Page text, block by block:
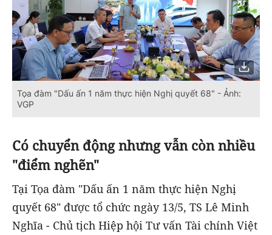
Tọa đàm "Dấu ấn 1 năm thực hiện Nghị quyết 68" - Ảnh:
VGP
Có chuyển động nhưng vẫn còn nhiều
"điểm nghẽn"
Tại Tọa đàm "Dấu ấn 1 năm thực hiện Nghị
quyết 68" được tổ chức ngày 13/5, TS Lê Minh
Nghĩa - Chủ tịch Hiệp hội Tư vấn Tài chính Việt